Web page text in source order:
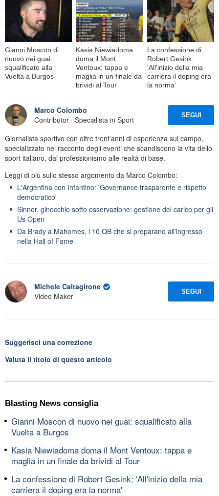
Gianni Moscon di
nuovo nei guai:
squalificato alla
Vuelta a Burgos
Kasia Niewiadoma
doma il Mont
Ventoux: tappa e
maglia in un finale da
brividi al Tour
La confessione di
Robert Gesink:
'All'inizio della mia
carriera il doping era
la norma'
Marco Colombo
Contributor · Specialista in Sport
SEGUI
Giornalista sportivo con oltre trent’anni di esperienza sul campo,
specializzato nel racconto degli eventi che scandiscono la vita dello
sport italiano, dal professionismo alle realtà di base.
Leggi di più sullo stesso argomento da Marco Colombo:
L'Argentina con Infantino: 'Governance trasparente e rispetto
democratico'
Sinner, ginocchio sotto osservazione: gestione del carico per gli
Us Open
Da Brady a Mahomes, i 10 QB che si preparano all'ingresso
nella Hall of Fame
Michele Caltagirone
Video Maker
SEGUI
Suggerisci una correzione
Valuta il titolo di questo articolo
Blasting News consiglia
Gianni Moscon di nuovo nei guai: squalificato alla
Vuelta a Burgos
Kasia Niewiadoma doma il Mont Ventoux: tappa e
maglia in un finale da brividi al Tour
La confessione di Robert Gesink: 'All'inizio della mia
carriera il doping era la norma'